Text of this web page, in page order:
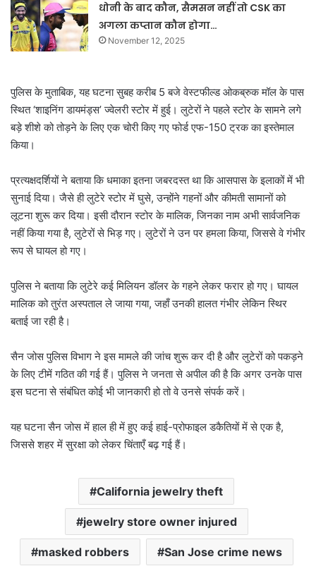
धोनी के बाद कौन, सैमसन नहीं तो CSK का
अगला कप्तान कौन होगा…
November 12, 2025
पुलिस के मुताबिक, यह घटना सुबह करीब 5 बजे वेस्टफील्ड ओकब्रुक मॉल के पास
स्थित ‘शाइनिंग डायमंड्स’ ज्वेलरी स्टोर में हुई। लुटेरों ने पहले स्टोर के सामने लगे
बड़े शीशे को तोड़ने के लिए एक चोरी किए गए फोर्ड एफ-150 ट्रक का इस्तेमाल
किया।
प्रत्यक्षदर्शियों ने बताया कि धमाका इतना जबरदस्त था कि आसपास के इलाकों में भी
सुनाई दिया। जैसे ही लुटेरे स्टोर में घुसे, उन्होंने गहनों और कीमती सामानों को
लूटना शुरू कर दिया। इसी दौरान स्टोर के मालिक, जिनका नाम अभी सार्वजनिक
नहीं किया गया है, लुटेरों से भिड़ गए। लुटेरों ने उन पर हमला किया, जिससे वे गंभीर
रूप से घायल हो गए।
पुलिस ने बताया कि लुटेरे कई मिलियन डॉलर के गहने लेकर फरार हो गए। घायल
मालिक को तुरंत अस्पताल ले जाया गया, जहाँ उनकी हालत गंभीर लेकिन स्थिर
बताई जा रही है।
सैन जोस पुलिस विभाग ने इस मामले की जांच शुरू कर दी है और लुटेरों को पकड़ने
के लिए टीमें गठित की गई हैं। पुलिस ने जनता से अपील की है कि अगर उनके पास
इस घटना से संबंधित कोई भी जानकारी हो तो वे उनसे संपर्क करें।
यह घटना सैन जोस में हाल ही में हुए कई हाई-प्रोफाइल डकैतियों में से एक है,
जिससे शहर में सुरक्षा को लेकर चिंताएँ बढ़ गई हैं।
California jewelry theft
jewelry store owner injured
masked robbers San Jose crime news